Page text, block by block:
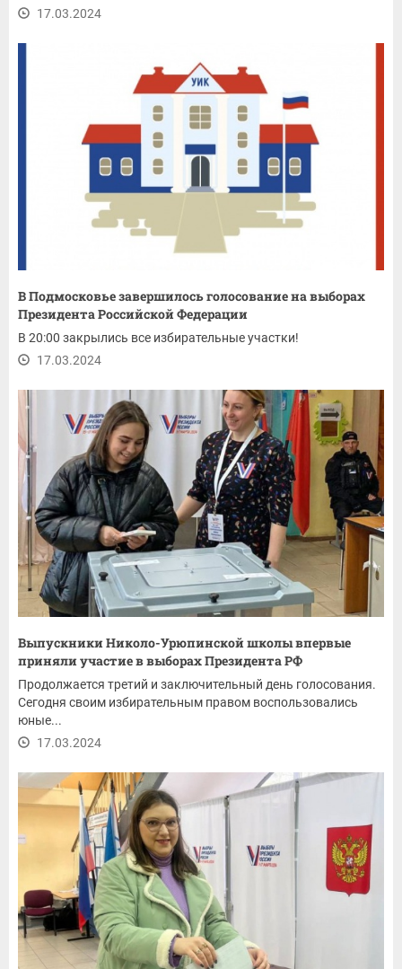
17.03.2024
В Подмосковье завершилось голосование на выборах
Президента Российской Федерации
В 20:00 закрылись все избирательные участки!
17.03.2024
Выпускники Николо-Урюпинской школы впервые
приняли участие в выборах Президента РФ
Продолжается третий и заключительный день голосования.
Сегодня своим избирательным правом воспользовались
юные...
17.03.2024